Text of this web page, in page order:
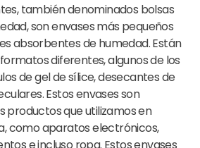
también denominados bolsas
son envases más pequeños
absorbentes de humedad. Están
diferentes, algunos de los
de gel de sílice, desecantes de
Estos envases son
productos que utilizamos en
como aparatos electrónicos,
e incluso ropa. Estos envases